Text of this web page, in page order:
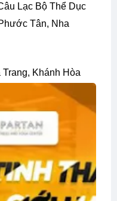
Lạc Bộ Thể Dục
Trang, Khánh Hòa